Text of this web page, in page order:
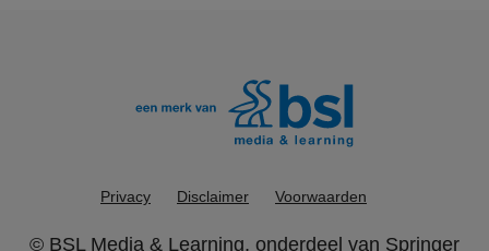
Privacy Disclaimer Voorwaarden
© BSL Media & Learning, onderdeel van Springer